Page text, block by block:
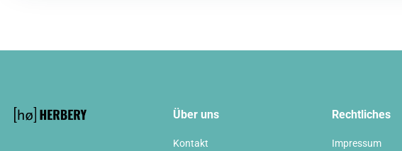
Über uns
Kontakt
Rechtliches
Impressum